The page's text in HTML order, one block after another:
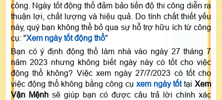
công. Ngày tốt động thổ đảm bảo tiến độ thi công diễn ra
thuận lợi, chất lượng và hiệu quả. Do tính chất thiết yếu
này, quý bạn không thể bỏ qua sự hỗ trợ hữu ích từ công
cụ: "Xem ngày tốt động thổ"
Bạn có ý định động thổ làm nhà vào ngày 27 tháng 7
năm 2023 nhưng không biết ngày này có tốt cho việc
động thổ không? Việc xem ngày 27/7/2023 có tốt cho
việc động thổ không bằng công cụ xem ngày tốttạiXem
Vận Mệnh sẽ giúp bạn có được câu trả lời chính xác